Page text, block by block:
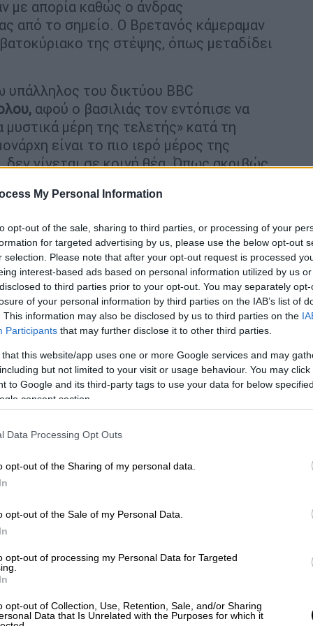
My Personal Information
opt-out of the sale, sharing to third parties, or processing of your
for targeted advertising by us, please use the below opt-out
selection. Please note that after your opt-out request is processed
interest-based ads based on personal information utilized by us
to third parties prior to your opt-out. You may separately
of your personal information by third parties on the IAB’s list of
This information may also be disclosed by us to third parties on the
Participants that may further disclose it to other third parties.
that this website/app uses one or more Google services and may
but not limited to your visit or usage behaviour. You may
to Google and its third-party tags to use your data for below
consent section.
Data Processing Opt Outs
opt-out of the Sharing of my personal data.
opt-out of the Sale of my Personal Data.
opt-out of processing my Personal Data for Targeted
opt-out of Collection, Use, Retention, Sale, and/or Sharing
Data that Is Unrelated with the Purposes for which it
με απορία καθώς ο άνδρας
από το σημείο. Ο Βρετανός κάμεραμαν
της στέψης, όπως μεταδίδει
υπάλληλος του δικτύου BBC
αφού ο βασιλιάς τον εντόπισε να
μέρη της τελετής» κατά τη
είναι το πιο ιερό μέρος της
γίνεται σε κοινή θέα. Όπως ακριβώς
του κάμεραμαν ήταν ότι είχε
σημείο του και εθεάθη να
από το οποίο πραγματοποιείται το ιερό
Ο διευθυντής του BBC,
έσκισε επί τόπου τη διαπίστευση του
βασιλική εντολή.
να προσπαθεί να τον
πρόβας της στέψης
, στο πιο ευαίσθητο
BBC έδειχνε επιθετικός κρατώντας το
εκεί. Είχε μια διαπιστευμένη θέση
«Sun» τονίζοντας ότι ήταν μία
δίκτυο.
βασιλιά Καρόλου μετά τη
λογαριασμούς της βασιλικής
το εντυπωσιακό πορτρέτο
του, κρατάει το σκήπτρο και τη